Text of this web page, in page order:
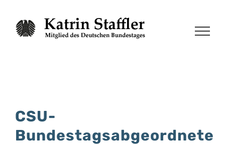
Inhalt
CSU-
Bundestagsabgeordnete